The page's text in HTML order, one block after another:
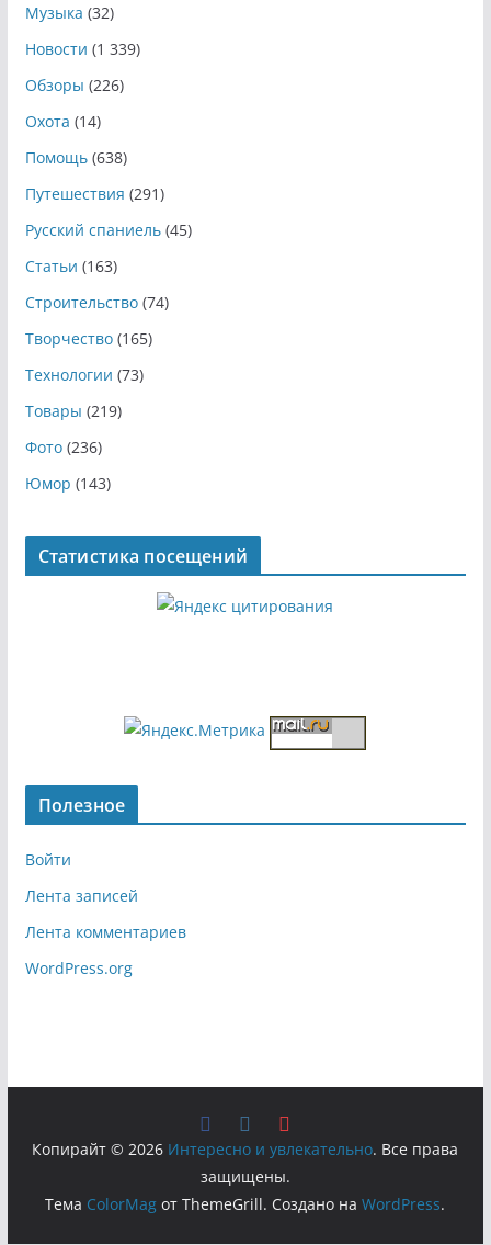
Музыка (32)
Новости (1 339)
Обзоры (226)
Охота (14)
Помощь(638)
Путешествия (291)
Русский спаниель(45)
Статьи (163)
Строительство(74)
Творчество(165)
Технологии (73)
Товары (219)
Фото(236)
Юмор (143)
Статистика посещений
Полезное
Войти
Лента записей
Лента комментариев
WordPress.org
Копирайт © 2026 Интересно и увлекательно. Все права
защищены.
Тема ColorMag от ThemeGrill. Создано наWordPress.